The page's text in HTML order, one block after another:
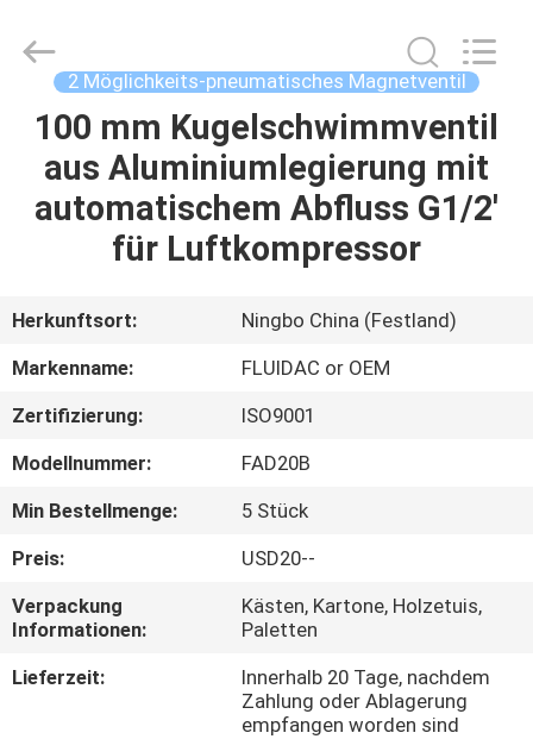
HAUS
PRODUKTE
ÜBER
FABRIK-
AUSFLUG
QUALITÄTSKONTROLLE
TRETEN
CONTROL
CO.,LTD.
Reserved.
2 Möglichkeits-pneumatisches Magnetventil
100 mm Kugelschwimmventil
aus Aluminiumlegierung mit
automatischem Abfluss G1/2'
für Luftkompressor
Herkunftsort:
Ningbo China (Festland)
Markenname:
FLUIDAC or OEM
Zertifizierung:
ISO9001
Modellnummer:
FAD20B
Min Bestellmenge:
5 Stück
Preis:
USD20--
Verpackung
Informationen:
Kästen, Kartone, Holzetuis,
Paletten
Lieferzeit:
Innerhalb 20 Tage, nachdem
Zahlung oder Ablagerung
empfangen worden sind